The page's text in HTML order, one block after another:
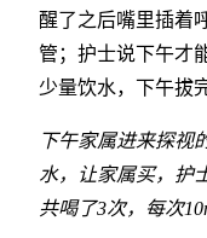
醒了之后嘴里插着
管；护士说下午才
少量饮水，下午拔
下午家属进来探视
水，让家属买，护
共喝了3次，每次